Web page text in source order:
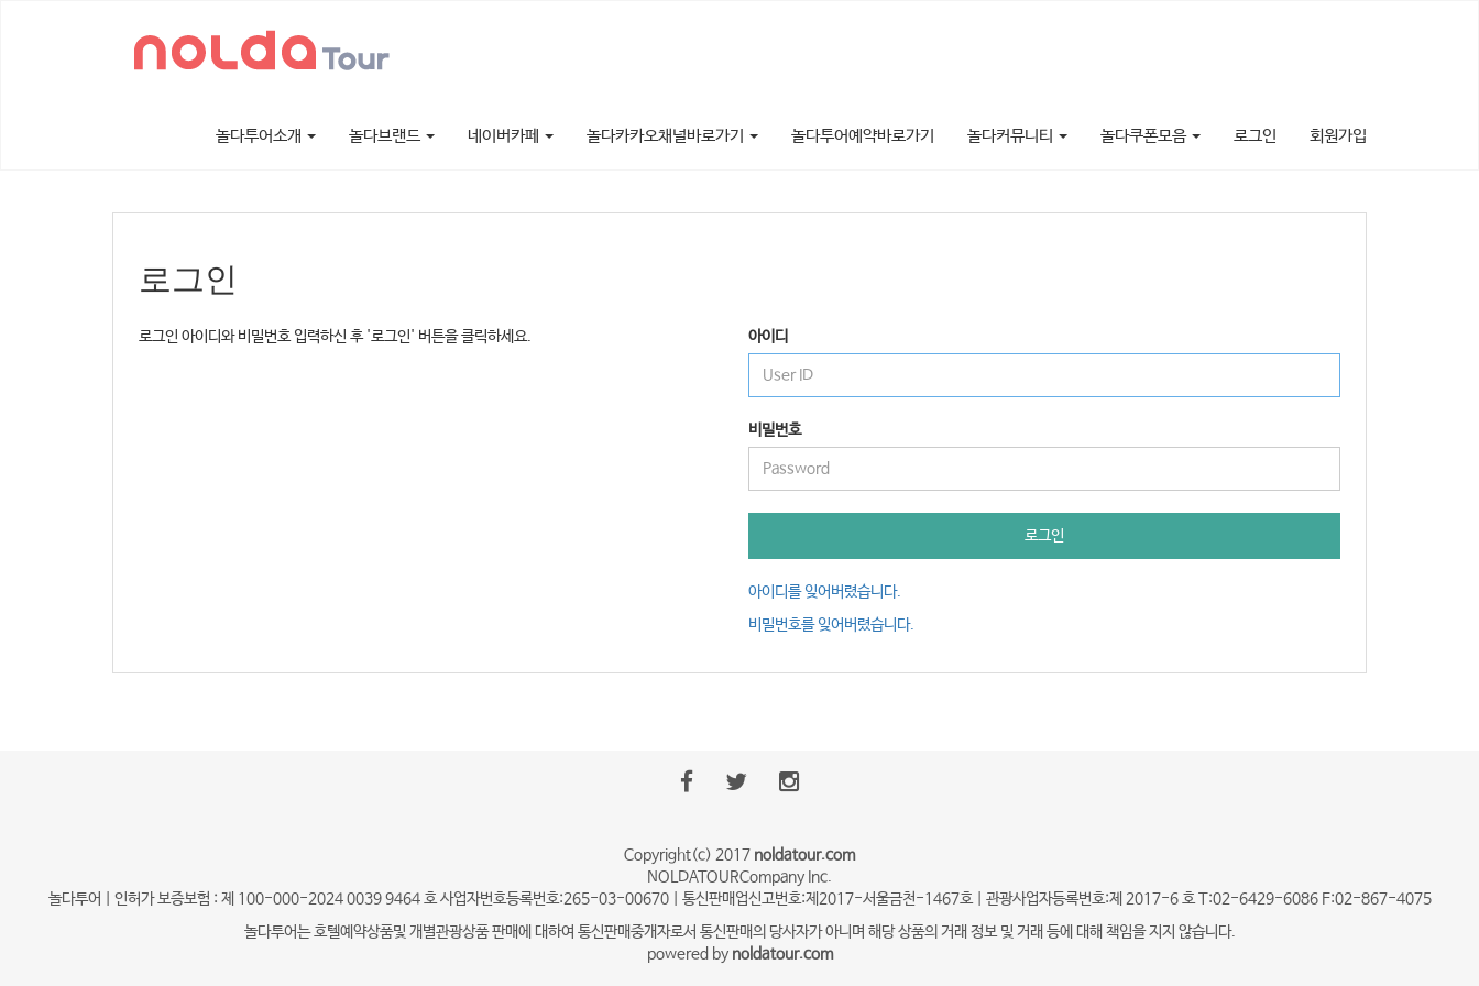
놀다투어소개 놀다브랜드 네이버카페 놀다카카오채널바로가기 놀다투어예약바로가기 놀다커뮤니티 놀다쿠폰모음 로그인 회원가입
로그인
로그인 아이디와 비밀번호 입력하신 후 '로그인' 버튼을 클릭하세요. 아이디
비밀번호
로그인
아이디를 잊어버렸습니다.
비밀번호를 잊어버렸습니다.
Copyright(c) 2017 noldatour.com
NOLDATOURCompany Inc.
놀다투어 | 인허가 보증보험 : 제 100-000-2024 0039 9464 호 사업자번호등록번호:265-03-00670 | 통신판매업신고번호:제2017-서울금천-1467호 | 관광사업자등록번호:제 2017-6 호 T:02-6429-6086 F:02-867-4075
놀다투어는 호텔예약상품및 개별관광상품 판매에 대하여 통신판매중개자로서 통신판매의 당사자가 아니며 해당 상품의 거래 정보 및 거래 등에 대해 책임을 지지 않습니다.
powered by noldatour.com